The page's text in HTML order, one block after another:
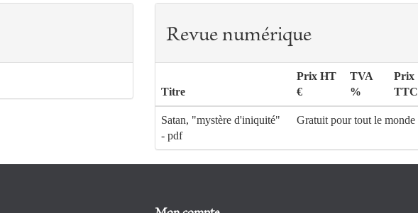
Revue numérique
Titre
Prix HT
€
TVA
%
Prix
TTC
Satan, "mystère d'iniquité"
- pdf
Gratuit pour tout le monde